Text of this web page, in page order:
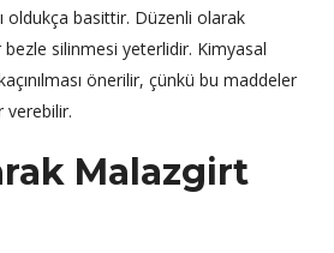
oldukça basittir. Düzenli olarak
silinmesi yeterlidir. Kimyasal
önerilir, çünkü bu maddeler
verebilir.
Malazgirt